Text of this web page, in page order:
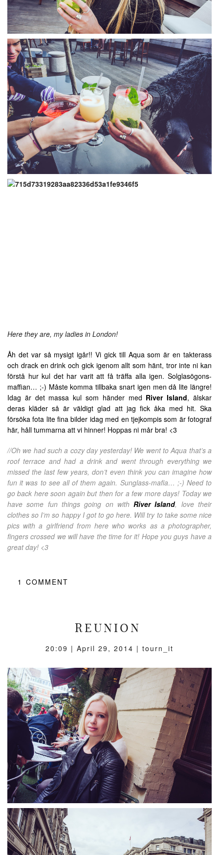
Here they are, my ladies in London!
Åh det var så mysigt igår!! Vi gick till Aqua som är en takterass
och drack en drink och gick igenom allt som hänt, tror inte ni kan
förstå hur kul det har varit att få träffa alla igen. Solglasögons-
maffian… ;-) Måste komma tillbaka snart igen men då lite längre!
Idag är det massa kul som händer med River Island, älskar
deras kläder så är väldigt glad att jag fick åka med hit. Ska
försöka fota lite fina bilder idag med en tjejkompis som är fotograf
här, håll tummarna att vi hinner! Hoppas ni mår bra! <3
//Oh we had such a cozy day yesterday! We went to Aqua that’s a
roof terrace and had a drink and went through everything we
missed the last few years, don’t even think you can imagine how
fun it was to see all of them again. Sunglass-mafia… ;-) Need to
go back here soon again but then for a few more days! Today we
have some fun things going on withRiver Island, love their
clothes so I’m so happy I got to go here. Will try to take some nice
pics with a girlfriend from here who works as a photographer,
fingers crossed we will have the time for it! Hope you guys have a
great day! <3
1 COMMENT
REUNION
20:09 | April 29, 2014 | tourn_it